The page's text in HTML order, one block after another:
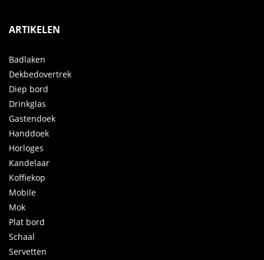
ARTIKELEN
Badlaken
Dekbedovertrek
Diep bord
Drinkglas
Gastendoek
Handdoek
Horloges
Kandelaar
Koffiekop
Mobile
Mok
Plat bord
Schaal
Servetten